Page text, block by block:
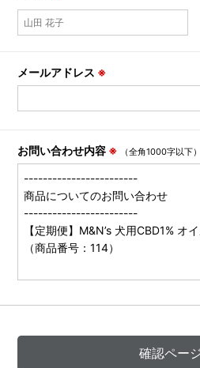
メールアドレス ※
お問い合わせ内容 ※ （全角1000字以下）